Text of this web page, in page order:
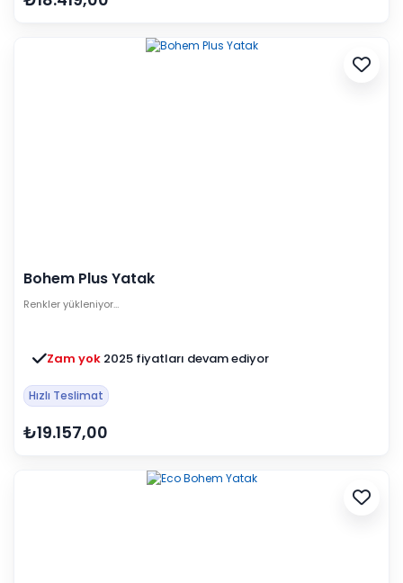
Bohem Plus Yatak
Renkler yükleniyor…
Zam yok 2025 fiyatları devam ediyor
Hızlı Teslimat
₺19.157,00